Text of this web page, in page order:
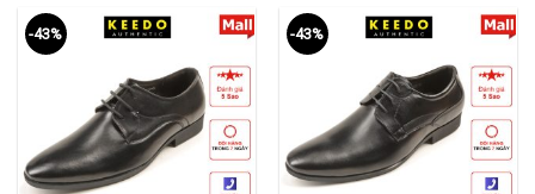
-43% -43%